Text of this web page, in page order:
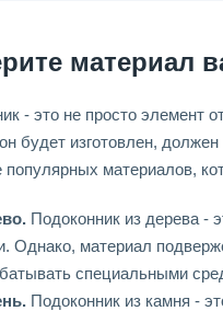
материал
- это не просто элемент
он будет изготовлен,
популярных материалов,
Подоконник из дерева -
Однако, материал
специальными
Подоконник из камня -